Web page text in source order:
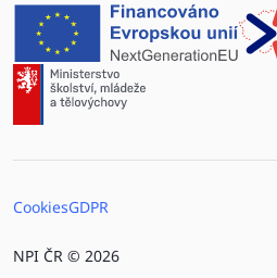
CookiesGDPR
NPI ČR © 2026